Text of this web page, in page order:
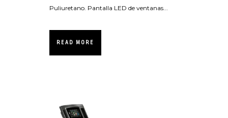
Puliuretano. Pantalla LED de ventanas...
READ MORE